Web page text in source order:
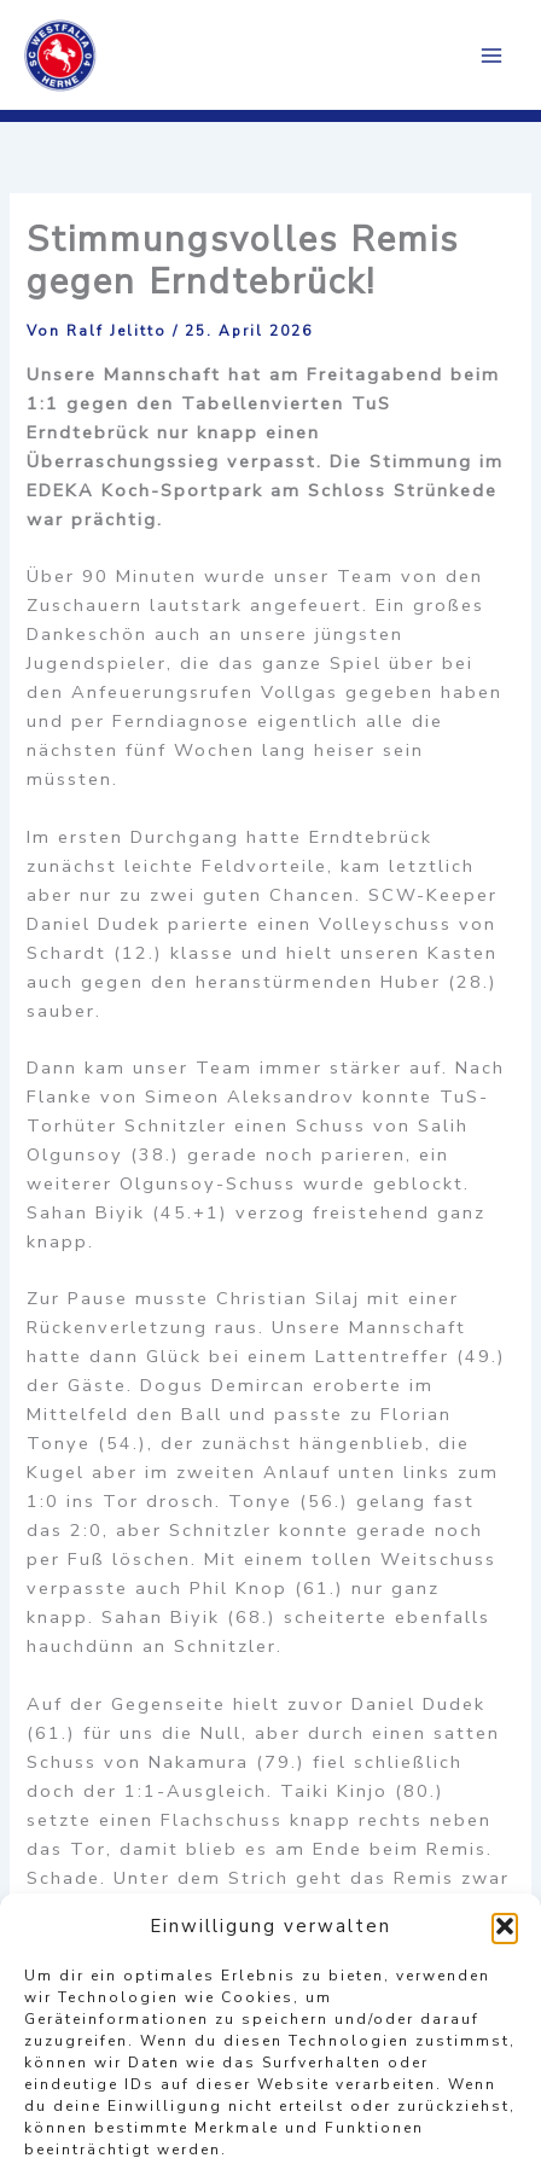
Einwilligung verwalten
Um dir ein optimales Erlebnis zu bieten, verwenden
wir Technologien wie Cookies, um
Geräteinformationen zu speichern und/oder darauf
zuzugreifen. Wenn du diesen Technologien zustimmst,
können wir Daten wie das Surfverhalten oder
eindeutige IDs auf dieser Website verarbeiten. Wenn
du deine Einwilligung nicht erteilst oder zurückziehst,
können bestimmte Merkmale und Funktionen
beeinträchtigt werden.
Inhalt
springen
Stimmungsvolles Remis
gegen Erndtebrück!
Von Ralf Jelitto/25. April 2026
Unsere Mannschaft hat am Freitagabend beim
1:1 gegen den Tabellenvierten TuS
Erndtebrück nur knapp einen
Überraschungssieg verpasst. Die Stimmung im
EDEKA Koch-Sportpark am Schloss Strünkede
war prächtig.
Über 90 Minuten wurde unser Team von den
Zuschauern lautstark angefeuert. Ein großes
Dankeschön auch an unsere jüngsten
Jugendspieler, die das ganze Spiel über bei
den Anfeuerungsrufen Vollgas gegeben haben
und per Ferndiagnose eigentlich alle die
nächsten fünf Wochen lang heiser sein
müssten.
Im ersten Durchgang hatte Erndtebrück
zunächst leichte Feldvorteile, kam letztlich
aber nur zu zwei guten Chancen. SCW-Keeper
Daniel Dudek parierte einen Volleyschuss von
Schardt (12.) klasse und hielt unseren Kasten
auch gegen den heranstürmenden Huber (28.)
sauber.
Dann kam unser Team immer stärker auf. Nach
Flanke von Simeon Aleksandrov konnte TuS-
Torhüter Schnitzler einen Schuss von Salih
Olgunsoy (38.) gerade noch parieren, ein
weiterer Olgunsoy-Schuss wurde geblockt.
Sahan Biyik (45.+1) verzog freistehend ganz
knapp.
Zur Pause musste Christian Silaj mit einer
Rückenverletzung raus. Unsere Mannschaft
hatte dann Glück bei einem Lattentreffer (49.)
der Gäste. Dogus Demircan eroberte im
Mittelfeld den Ball und passte zu Florian
Tonye (54.), der zunächst hängenblieb, die
Kugel aber im zweiten Anlauf unten links zum
1:0 ins Tor drosch. Tonye (56.) gelang fast
das 2:0, aber Schnitzler konnte gerade noch
per Fuß löschen. Mit einem tollen Weitschuss
verpasste auch Phil Knop (61.) nur ganz
knapp. Sahan Biyik (68.) scheiterte ebenfalls
hauchdünn an Schnitzler.
Auf der Gegenseite hielt zuvor Daniel Dudek
(61.) für uns die Null, aber durch einen satten
Schuss von Nakamura (79.) fiel schließlich
doch der 1:1-Ausgleich. Taiki Kinjo (80.)
setzte einen Flachschuss knapp rechts neben
das Tor, damit blieb es am Ende beim Remis.
Schade. Unter dem Strich geht das Remis zwar
war durchaus möglich.
SCW-Aufstellung: Dudek; Al-Hazaimeh, Rajic,
Brüggemann, Demircan (63. Kaya); Knop (76.
Andric), Silaj (46. Kinjo), Olgunsoy (90.+1
Daniel); Aleksandrov, Biyik, Tonye (90.
Soumah).